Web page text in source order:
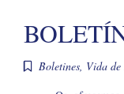
Boletines, Vida de